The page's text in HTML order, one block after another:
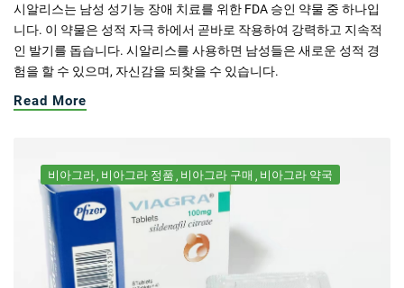
시알리스는 남성 성기능 장애 치료를 위한 FDA 승인 약물 중 하나입
니다. 이 약물은 성적 자극 하에서 곧바로 작용하여 강력하고 지속적
인 발기를 돕습니다. 시알리스를 사용하면 남성들은 새로운 성적 경
험을 할 수 있으며, 자신감을 되찾을 수 있습니다.
Read More
비아그라 비아그라 정품 비아그라 구매 비아그라 약국